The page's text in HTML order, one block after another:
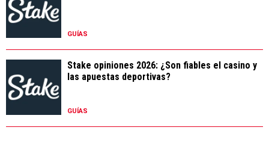
GUÍAS
Stake opiniones 2026: ¿Son fiables el casino y
las apuestas deportivas?
GUÍAS